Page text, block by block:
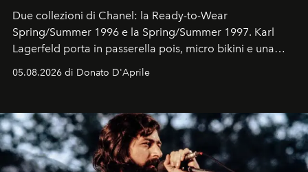
Due collezioni di Chanel: la Ready-to-Wear
Spring/Summer 1996 e la Spring/Summer 1997. Karl
Lagerfeld porta in passerella pois, micro bikini e una
logomania pensata per la spiaggia
Kate, Claudia e Carla una dietro l'altra. Trent'anni dopo,
uno dei documenti più contemporanei che abbiamo.
05.08.2026 di Donato D'Aprile